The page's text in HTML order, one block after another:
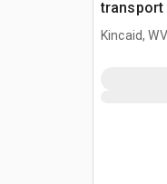
transport
Kincaid, WV